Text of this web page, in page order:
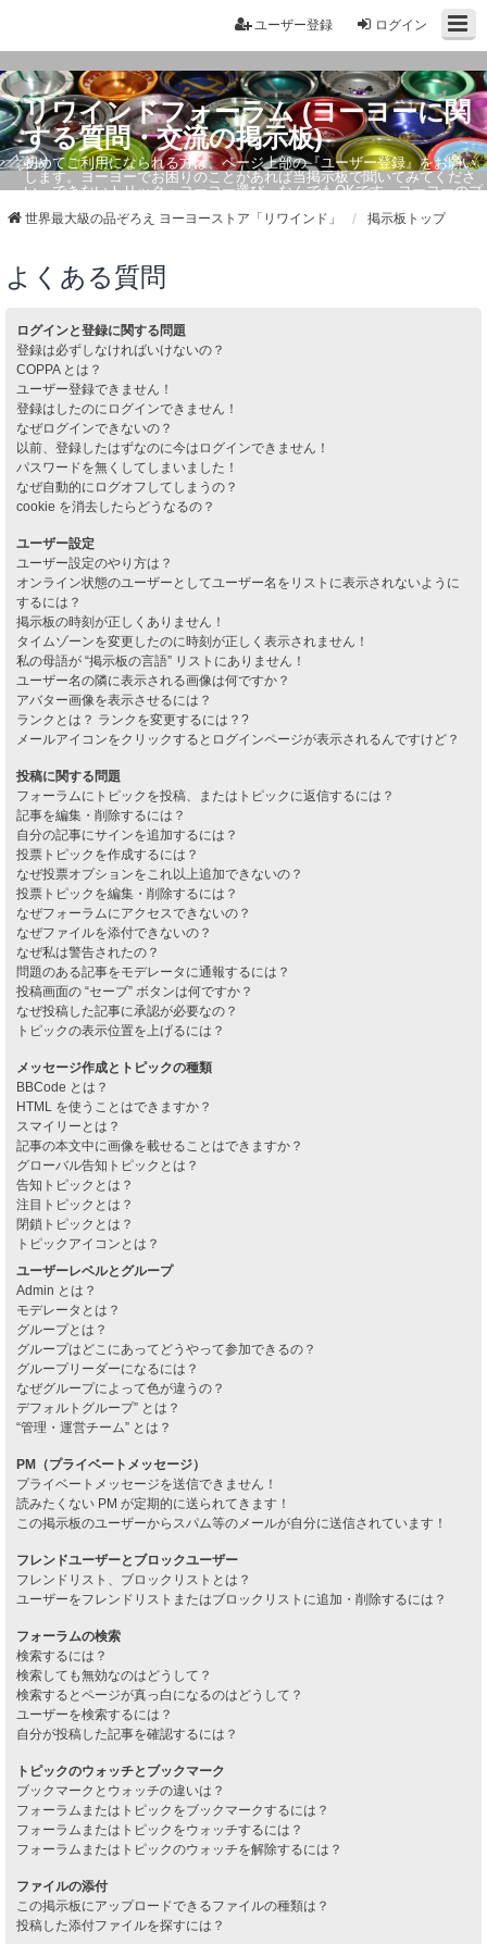
ログイン
ユーザー登録
リワインドフォーラム (ヨーヨーに関
する質問・交流の掲示板)
初めてご利用になられる方は、ページ上部の『ユーザー登録』をお願い
します。ヨーヨーでお困りのことがあれば当掲示板で聞いてみてくださ
い。できないトリック・ヨーヨー選び、なんでもOKです。ヨーヨーのプ
世界最大級の品ぞろえ ヨーヨーストア「リワインド」 掲示板トップ
よくある質問
ログインと登録に関する問題
登録は必ずしなければいけないの？
COPPA とは？
ユーザー登録できません！
登録はしたのにログインできません！
なぜログインできないの？
以前、登録したはずなのに今はログインできません！
パスワードを無くしてしまいました！
なぜ自動的にログオフしてしまうの？
cookie を消去したらどうなるの？
ユーザー設定
ユーザー設定のやり方は？
オンライン状態のユーザーとしてユーザー名をリストに表示されないように
するには？
掲示板の時刻が正しくありません！
タイムゾーンを変更したのに時刻が正しく表示されません！
私の母語が “掲示板の言語” リストにありません！
ユーザー名の隣に表示される画像は何ですか？
アバター画像を表示させるには？
ランクとは？ ランクを変更するには？?
メールアイコンをクリックするとログインページが表示されるんですけど？
投稿に関する問題
フォーラムにトピックを投稿、またはトピックに返信するには？
記事を編集・削除するには？
自分の記事にサインを追加するには？
投票トピックを作成するには？
なぜ投票オプションをこれ以上追加できないの？
投票トピックを編集・削除するには？
なぜフォーラムにアクセスできないの？
なぜファイルを添付できないの？
なぜ私は警告されたの？
問題のある記事をモデレータに通報するには？
投稿画面の “セーブ” ボタンは何ですか？
なぜ投稿した記事に承認が必要なの？
トピックの表示位置を上げるには？
メッセージ作成とトピックの種類
BBCode とは？
HTML を使うことはできますか？
スマイリーとは？
記事の本文中に画像を載せることはできますか？
グローバル告知トピックとは？
告知トピックとは？
注目トピックとは？
閉鎖トピックとは？
トピックアイコンとは？
ユーザーレベルとグループ
Admin とは？
モデレータとは？
グループとは？
グループはどこにあってどうやって参加できるの？
グループリーダーになるには？
なぜグループによって色が違うの？
デフォルトグループ” とは？
“管理・運営チーム” とは？
PM（プライベートメッセージ）
プライベートメッセージを送信できません！
読みたくない PM が定期的に送られてきます！
この掲示板のユーザーからスパム等のメールが自分に送信されています！
フレンドユーザーとブロックユーザー
フレンドリスト、ブロックリストとは？
ユーザーをフレンドリストまたはブロックリストに追加・削除するには？
フォーラムの検索
検索するには？
検索しても無効なのはどうして？
検索するとページが真っ白になるのはどうして？
ユーザーを検索するには？
自分が投稿した記事を確認するには？
トピックのウォッチとブックマーク
ブックマークとウォッチの違いは？
フォーラムまたはトピックをブックマークするには？
フォーラムまたはトピックをウォッチするには？
フォーラムまたはトピックのウォッチを解除するには？
ファイルの添付
この掲示板にアップロードできるファイルの種類は？
投稿した添付ファイルを探すには？